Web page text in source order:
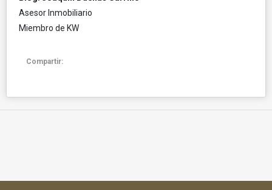
Asesor Inmobiliario
Miembro de KW
Compartir: